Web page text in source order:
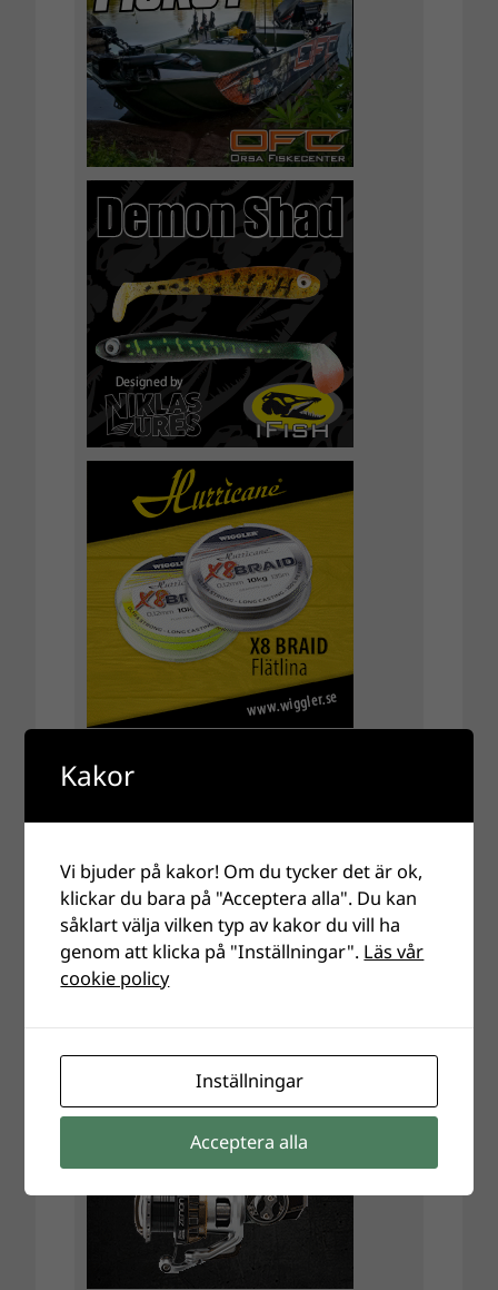
Kakor
Vi bjuder på kakor! Om du tycker det är ok,
klickar du bara på "Acceptera alla". Du kan
såklart välja vilken typ av kakor du vill ha
genom att klicka på "Inställningar". Läs vår
cookie policy
Inställningar
Acceptera alla